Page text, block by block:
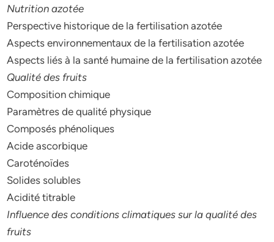
Nutrition azotée
Perspective historique de la fertilisation azotée
Aspects environnementaux de la fertilisation azotée
Aspects liés à la santé humaine de la fertilisation azotée
Qualité des fruits
Composition chimique
Paramètres de qualité physique
Composés phénoliques
Acide ascorbique
Caroténoïdes
Solides solubles
Acidité titrable
Influence des conditions climatiques sur la qualité des
fruits